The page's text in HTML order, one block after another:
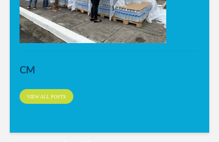
CM
VIEW ALL POSTS